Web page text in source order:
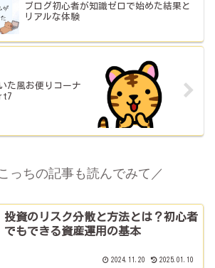
ブログ初心者が知識ゼロで始めた結果と
リアルな体験
た風お便りコーナ
っちの記事も読んでみて／
投資のリスク分散と方法とは？初心者
でもできる資産運用の基本
2024.11.20 2025.01.10